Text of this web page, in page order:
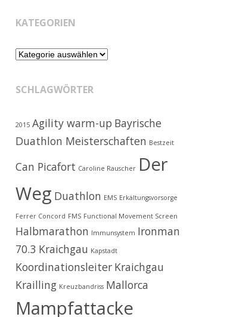
KATEGORIEN
Kategorien
SCHLAGWÖRTER
2015 Agility warm-up Bayrische
Duathlon Meisterschaften Bestzeit
Can Picafort Caroline Rauscher Der
Weg Duathlon EMS Erkältungsvorsorge
Ferrer Concord FMS Functional Movement Screen
Halbmarathon Immunsystem Ironman
70.3 Kraichgau Kapstadt
Koordinationsleiter Kraichgau
Krailling Kreuzbandriss Mallorca
Mampfattacke